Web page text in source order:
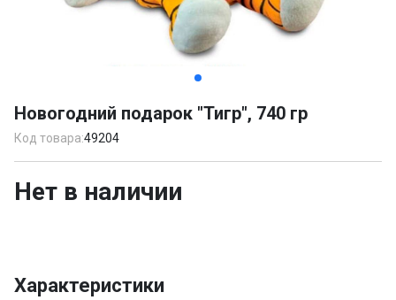
of
2
Новогодний подарок "Тигр", 740 гр
Код товара:49204
Нет в наличии
Характеристики